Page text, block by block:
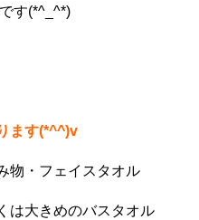
す(*^_^*)
ます(*^^)v
物・フェイスタオル
は大きめのバスタオル